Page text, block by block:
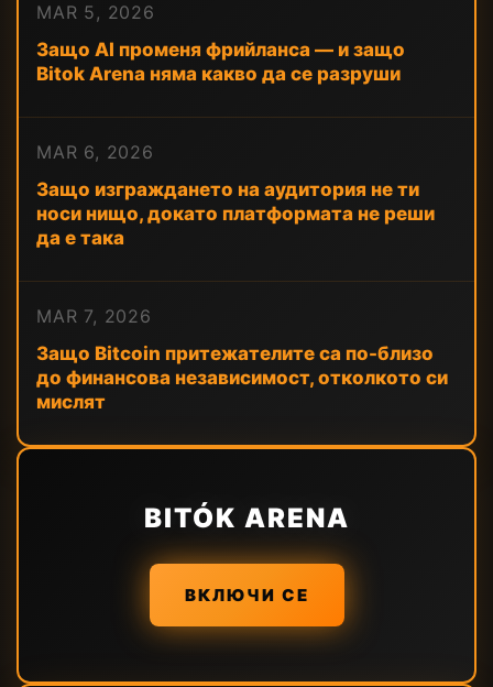
MAR 5, 2026
Защо AI променя фрийланса — и защо
Bitok Arena няма какво да се разруши
MAR 6, 2026
Защо изграждането на аудитория не ти
носи нищо, докато платформата не реши
да е така
MAR 7, 2026
Защо Bitcoin притежателите са по-близо
до финансова независимост, отколкото си
мислят
BITÓK ARENA
ВКЛЮЧИ СЕ